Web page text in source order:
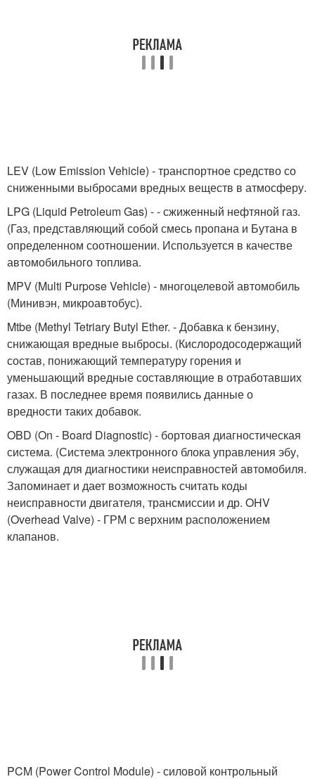
LEV (Low Emission Vehicle) - транспортное средство со
сниженными выбросами вредных веществ в атмосферу.
LPG (Liquid Petroleum Gas) - - сжиженный нефтяной газ.
(Газ, представляющий собой смесь пропана и Бутана в
определенном соотношении. Используется в качестве
автомобильного топлива.
MPV (Multi Purpose Vehicle) - многоцелевой автомобиль
(Минивэн, микроавтобус).
Mtbe (Methyl Tetriary Butyl Ether. - Добавка к бензину,
снижающая вредные выбросы. (Кислородосодержащий
состав, понижающий температуру горения и
уменьшающий вредные составляющие в отработавших
газах. В последнее время появились данные о
вредности таких добавок.
OBD (On - Board Diagnostic) - бортовая диагностическая
система. (Система электронного блока управления эбу,
служащая для диагностики неисправностей автомобиля.
Запоминает и дает возможность считать коды
неисправности двигателя, трансмиссии и др. OHV
(Overhead Valve) - ГРМ с верхним расположением
клапанов.
PCM (Power Control Module) - силовой контрольный